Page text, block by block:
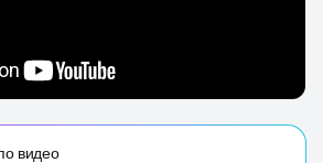
видео